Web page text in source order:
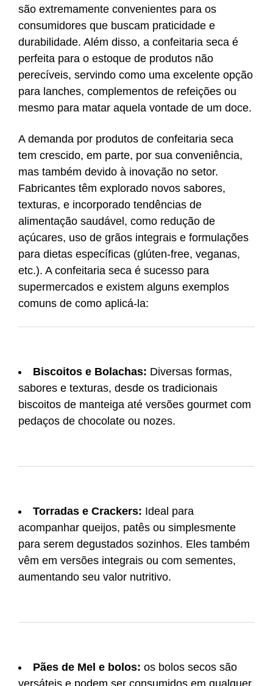
são extremamente convenientes para os
consumidores que buscam praticidade e
durabilidade. Além disso, a confeitaria seca é
perfeita para o estoque de produtos não
perecíveis, servindo como uma excelente opção
para lanches, complementos de refeições ou
mesmo para matar aquela vontade de um doce.
A demanda por produtos de confeitaria seca
tem crescido, em parte, por sua conveniência,
mas também devido à inovação no setor.
Fabricantes têm explorado novos sabores,
texturas, e incorporado tendências de
alimentação saudável, como redução de
açúcares, uso de grãos integrais e formulações
para dietas específicas (glúten-free, veganas,
etc.). A confeitaria seca é sucesso para
supermercados e existem alguns exemplos
comuns de como aplicá-la:
Biscoitos e Bolachas: Diversas formas,
sabores e texturas, desde os tradicionais
biscoitos de manteiga até versões gourmet com
pedaços de chocolate ou nozes.
Torradas e Crackers: Ideal para
acompanhar queijos, patês ou simplesmente
para serem degustados sozinhos. Eles também
vêm em versões integrais ou com sementes,
aumentando seu valor nutritivo.
Pães de Mel e bolos: os bolos secos são